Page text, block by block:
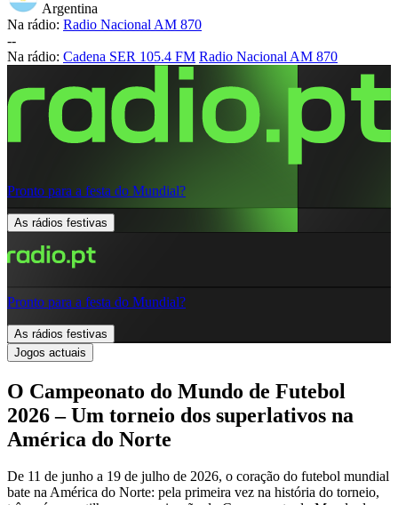
Argentina
Na rádio: Radio Nacional AM 870
--
Na rádio: Cadena SER 105.4 FM Radio Nacional AM 870
Pronto para a festa do Mundial?
As rádios festivas
Pronto para a festa do Mundial?
As rádios festivas
Jogos actuais
O Campeonato do Mundo de Futebol
2026 – Um torneio dos superlativos na
América do Norte
De 11 de junho a 19 de julho de 2026, o coração do futebol mundial
bate na América do Norte: pela primeira vez na história do torneio,